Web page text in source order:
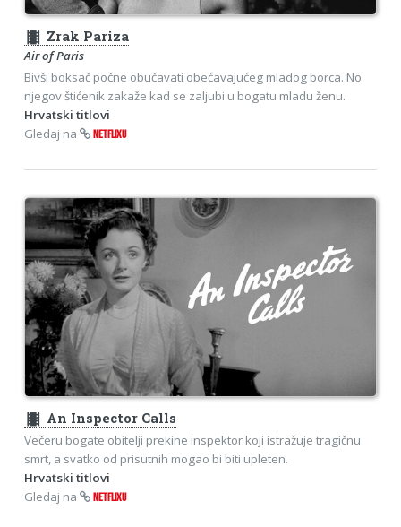
theaters Zrak Pariza
Air of Paris
Bivši boksač počne obučavati obećavajućeg mladog borca. No
njegov štićenik zakaže kad se zaljubi u bogatu mladu ženu.
Hrvatski titlovi
Gledaj na
NETFLIXU
theaters An Inspector Calls
Večeru bogate obitelji prekine inspektor koji istražuje tragičnu
smrt, a svatko od prisutnih mogao bi biti upleten.
Hrvatski titlovi
Gledaj na
NETFLIXU